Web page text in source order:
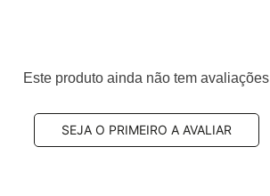
Este produto ainda não tem avaliações
SEJA O PRIMEIRO A AVALIAR